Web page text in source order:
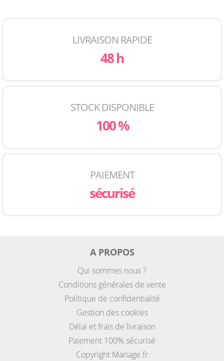
LIVRAISON RAPIDE
48 h
STOCK DISPONIBLE
100 %
PAIEMENT
sécurisé
A PROPOS
Qui sommes nous ?
Conditions générales de vente
Politique de confidentialité
Gestion des cookies
Délai et frais de livraison
Paiement 100% sécurisé
Copyright Mariage.fr